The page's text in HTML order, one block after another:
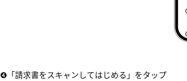
❹「請求書をスキャンしてはじめる」をタップ